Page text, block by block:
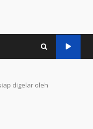
digelar oleh